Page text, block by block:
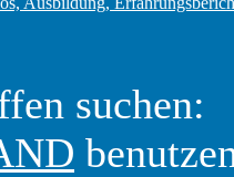
suchen: